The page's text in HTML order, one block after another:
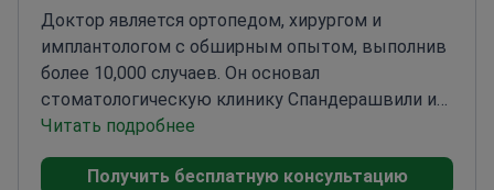
Доктор является ортопедом, хирургом и
имплантологом с обширным опытом, выполнив
более 10,000 случаев. Он основал
стоматологическую клинику Спандерашвили и
участвовал во многих престижных
квалификации, включая Научную конференцию
Читать подробнее
Получить бесплатную консультацию